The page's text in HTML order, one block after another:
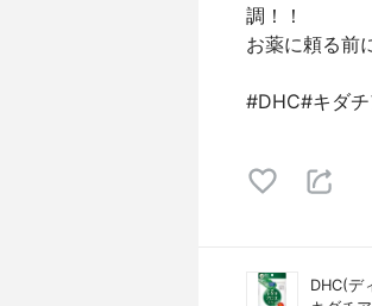
調！！
お薬に頼る前
#DHC#キダ
DHC(デ